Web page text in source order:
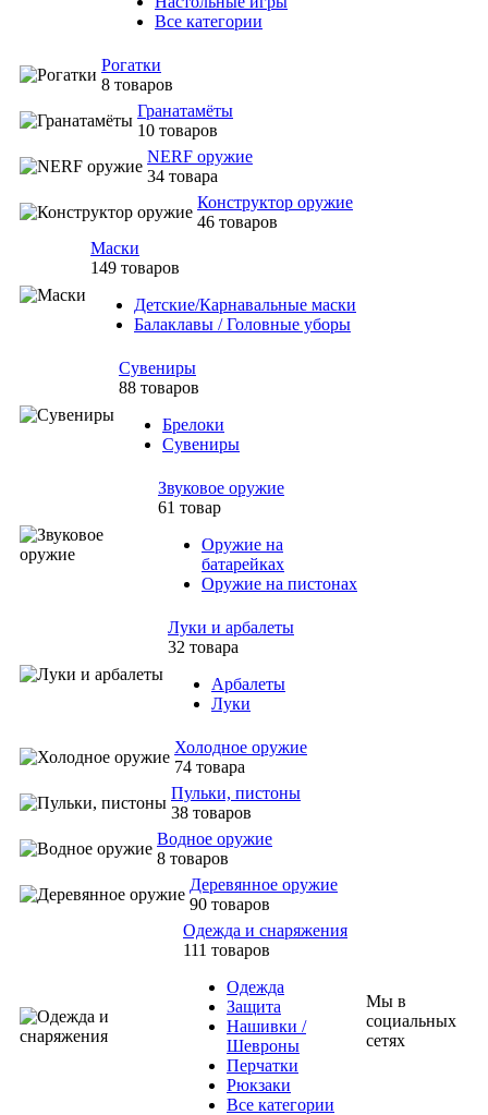
Все категории
Рогатки
8 товаров
Гранатамёты
10 товаров
NERF оружие
34 товара
Конструктор оружие
46 товаров
Маски
149 товаров
Детские/Карнавальные маски
Балаклавы / Головные уборы
Сувениры
88 товаров
Брелоки
Сувениры
Звуковое оружие
61 товар
Оружие на
батарейках
Оружие на пистонах
Луки и арбалеты
32 товара
Арбалеты
Луки
Холодное оружие
74 товара
Пульки, пистоны
38 товаров
Водное оружие
8 товаров
Деревянное оружие
90 товаров
Одежда и снаряжения
111 товаров
Одежда
Защита
Нашивки /
Шевроны
Перчатки
Рюкзаки
Все категории
Мы в
социальных
сетях